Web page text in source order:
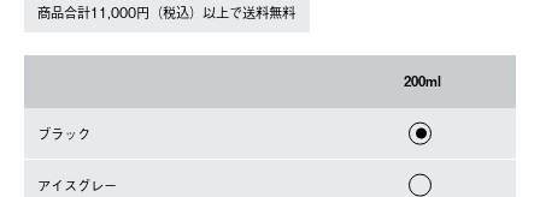
商品合計11,000円（税込）以上で送料無料
200ml
ブラック
アイスグレー